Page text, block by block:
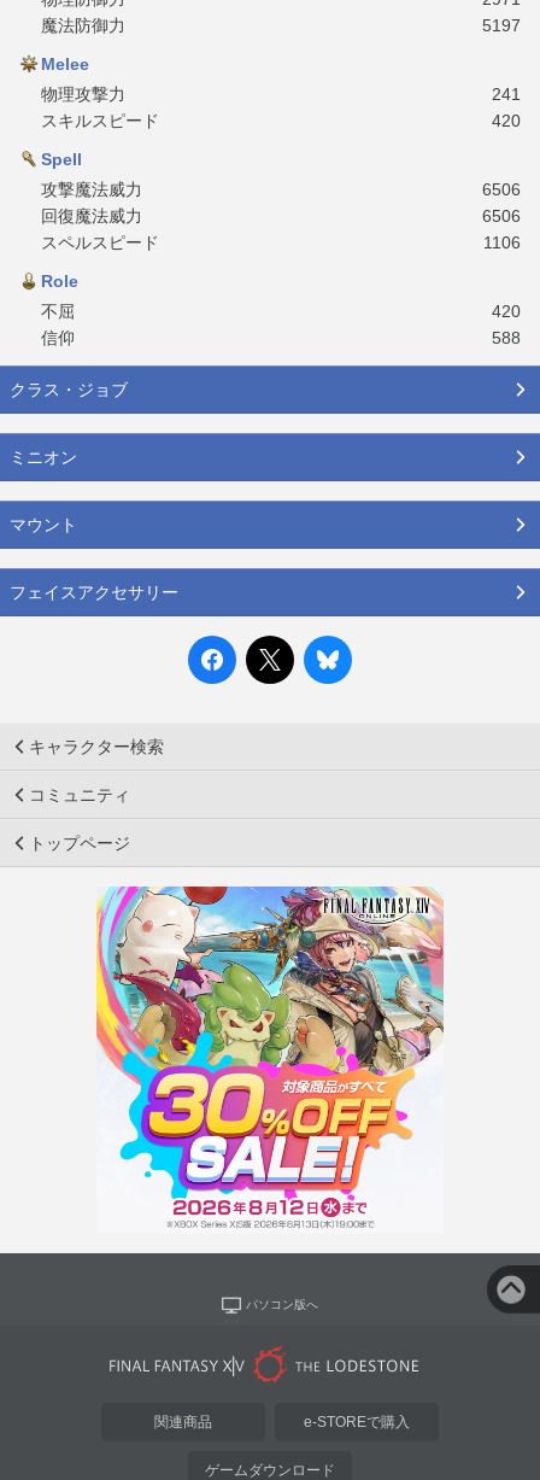
魔法防御力
5197
Melee
物理攻撃力
241
スキルスピード
420
Spell
攻撃魔法威力
6506
回復魔法威力
6506
スペルスピード
1106
Role
不屈
420
信仰
588
クラス・ジョブ
ミニオン
マウント
フェイスアクセサリー
キャラクター検索
コミュニティ
トップページ
パソコン版へ
関連商品 e-STOREで購入
ゲームダウンロード